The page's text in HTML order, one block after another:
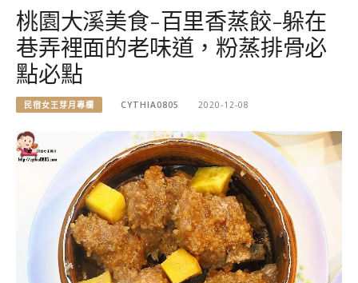
桃園大溪美食-百里香蒸餃-躲在
巷弄裡面的老味道，粉蒸排骨必
點必點
民宿女王芽月專欄 CYTHIA0805 2020-12-08